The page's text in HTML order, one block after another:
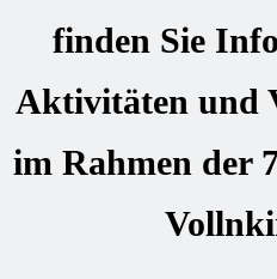
finden Sie
Aktivitäten und
im Rahmen der